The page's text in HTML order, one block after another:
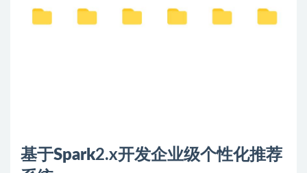
基于Spark2.x开发企业级个性化推荐